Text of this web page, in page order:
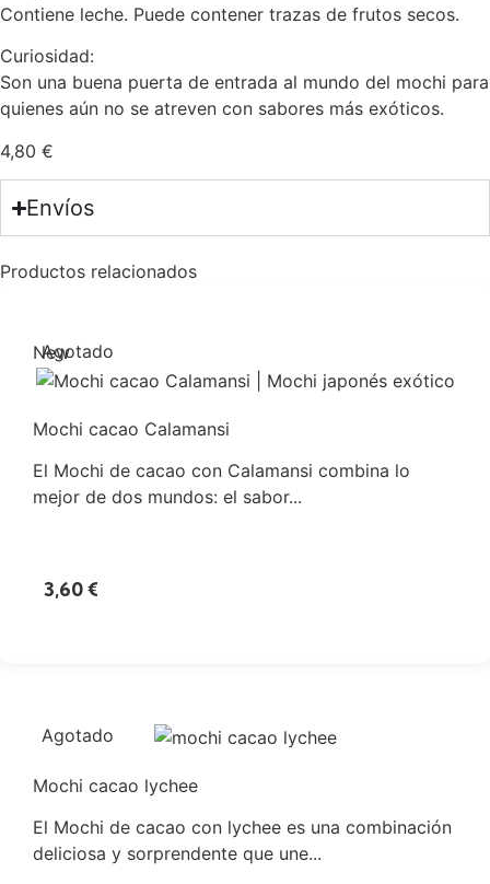
Contiene leche. Puede contener trazas de frutos secos.
Curiosidad:
Son una buena puerta de entrada al mundo del mochi para
quienes aún no se atreven con sabores más exóticos.
4,80 €
Envíos
Productos relacionados
Agotado
New
Mochi cacao Calamansi
El Mochi de cacao con Calamansi combina lo
mejor de dos mundos: el sabor...
3,60€
Agotado
Mochi cacao lychee
El Mochi de cacao con lychee es una combinación
deliciosa y sorprendente que une...